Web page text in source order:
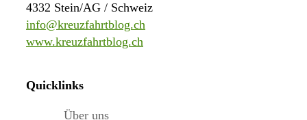
4332 Stein/AG / Schweiz
info@kreuzfahrtblog.ch
www.kreuzfahrtblog.ch
Quicklinks
Über uns